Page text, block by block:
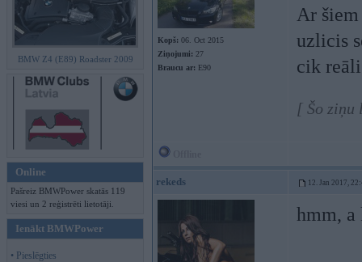
BMW Z4 (E89) Roadster 2009
Online
Pašreiz BMWPower skatās 119
viesi un 2 reģistrēti lietotāji.
Ienākt BMWPower
• Pieslēgties
Kopš: 06. Oct 2015
Ziņojumi: 27
Braucu ar: E90
Ar
uzlicis
cik
[ Šo ziņu
rekeds 12. Jan 2017,
hmm, a